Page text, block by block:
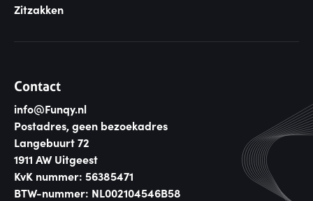
Zitzakken
Contact
info@Funqy.nl
Postadres, geen bezoekadres
Langebuurt 72
1911 AW Uitgeest
KvK nummer: 56385471
BTW-nummer: NL002104546B58